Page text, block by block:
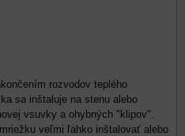
rozvodov teplého
sa inštaluje na stenu alebo
vsuvky a ohybných "klipov".
veľmi ľahko inštalovať alebo